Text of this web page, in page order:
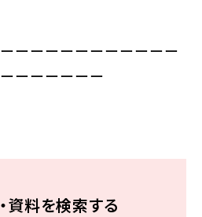
ーーーーーーーーーーー
ーーーーーー
資料を検索する